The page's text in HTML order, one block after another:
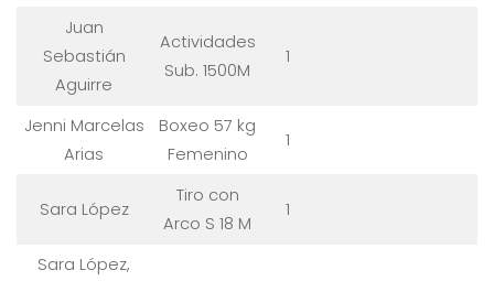
Juan
Sebastián
Aguirre
Actividades
Sub. 1500M
1
Jenni Marcelas
Arias
Boxeo 57 kg
Femenino
1
Sara López
Tiro con
Arco S 18 M
1
Sara López,